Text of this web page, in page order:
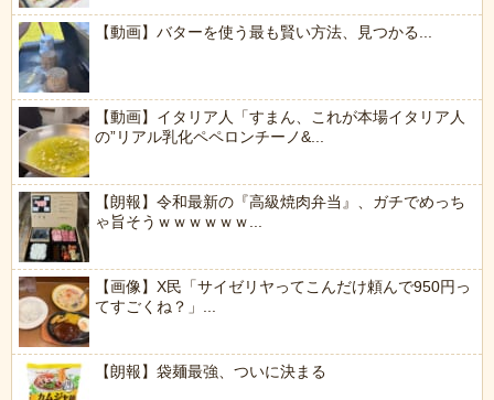
【動画】バターを使う最も賢い方法、見つかる...
【動画】イタリア人「すまん、これが本場イタリア人
の”リアル乳化ペペロンチーノ&...
【朗報】令和最新の『高級焼肉弁当』、ガチでめっち
ゃ旨そうｗｗｗｗｗｗ...
【画像】X民「サイゼリヤってこんだけ頼んで950円っ
てすごくね？」...
【朗報】袋麺最強、ついに決まる